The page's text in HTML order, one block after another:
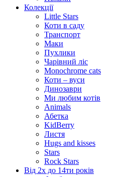
Колекції
Little Stars
Коти в саду
Транспорт
Маки
Пухлики
Чарівний ліс
Monochrome cats
Коти – вуси
Динозаври
Ми любим котів
Animals
Абетка
KidBerry
Листя
Hugs and kisses
Stars
Rock Stars
Від 2х до 14ти років